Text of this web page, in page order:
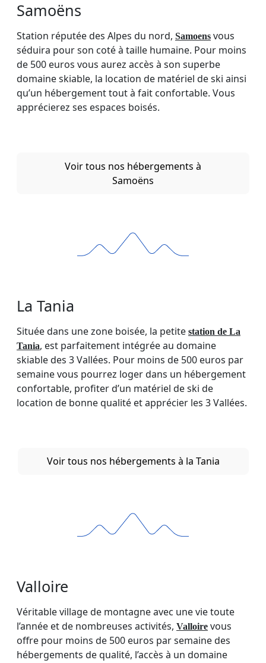
Samoëns
Station réputée des Alpes du nord, Samoens vous
séduira pour son coté à taille humaine. Pour moins
de 500 euros vous aurez accès à son superbe
domaine skiable, la location de matériel de ski ainsi
qu’un hébergement tout à fait confortable. Vous
apprécierez ses espaces boisés.
Voir tous nos hébergements à
Samoëns
La Tania
Située dans une zone boisée, la petite station de La
Tania, est parfaitement intégrée au domaine
skiable des 3 Vallées. Pour moins de 500 euros par
semaine vous pourrez loger dans un hébergement
confortable, profiter d’un matériel de ski de
location de bonne qualité et apprécier les 3 Vallées.
Voir tous nos hébergements à la Tania
Valloire
Véritable village de montagne avec une vie toute
l’année et de nombreuses activités, Valloire vous
offre pour moins de 500 euros par semaine des
hébergements de qualité, l’accès à un domaine